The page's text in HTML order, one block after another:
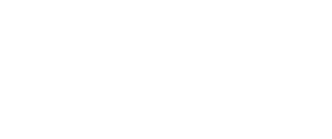
сидит и козырек находится на уровне глаз для